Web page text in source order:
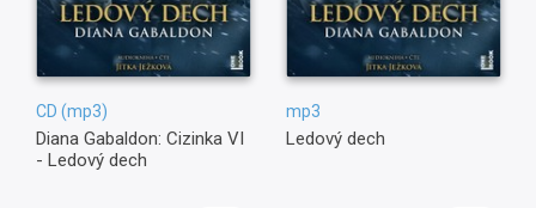
CD (mp3)
Diana Gabaldon: Cizinka VI
- Ledový dech
mp3
Ledový dech